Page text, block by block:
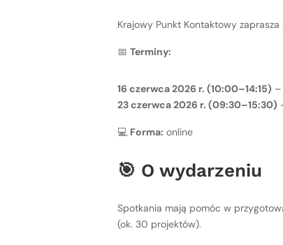
Krajowy Punkt Kontaktowy
📅 Terminy:
16 czerwca 2026 r. (10:00–14:15) –
23 czerwca 2026 r. (09:30–15:30)
💻 Forma: online
🎯 O wydarzeniu
Spotkania mają pomóc w
(ok. 30 projektów).